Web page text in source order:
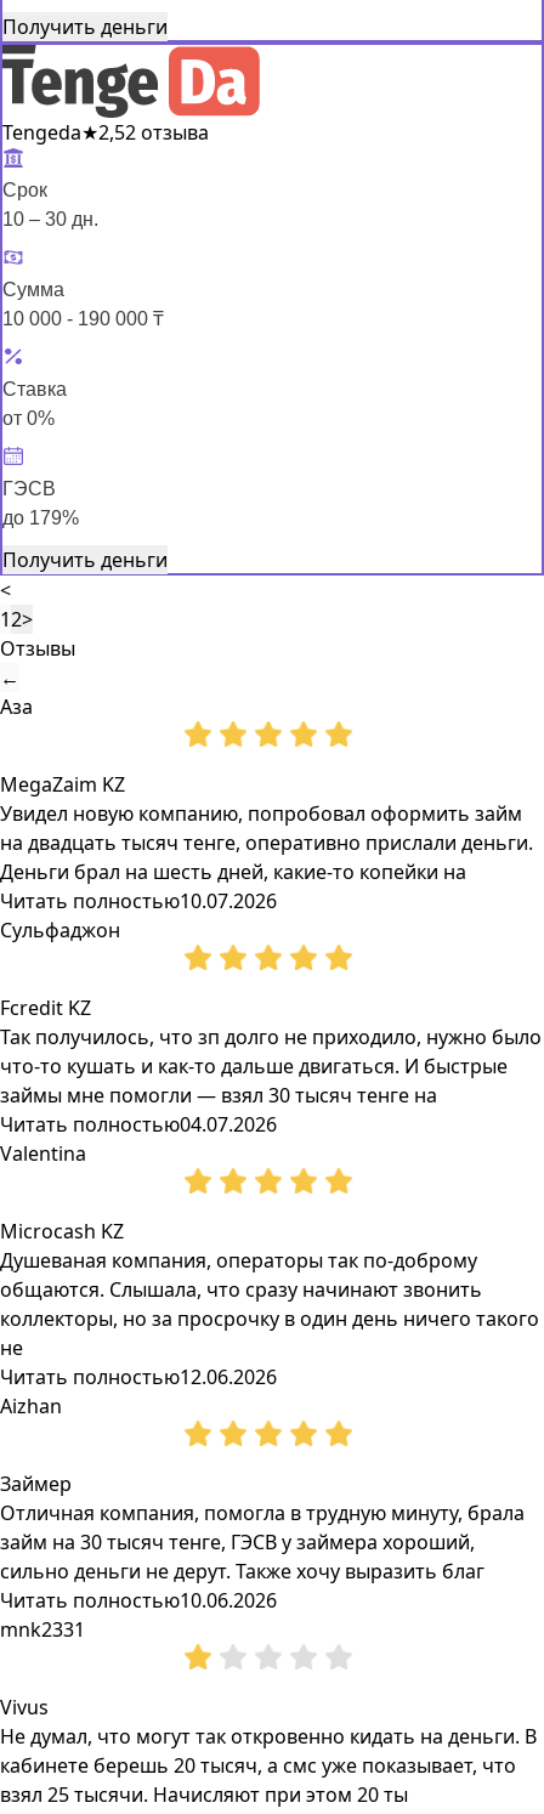
Получить деньги
Tengeda★2,52 отзыва
Срок
10 – 30 дн.
Сумма
10 000 - 190 000 ₸
Ставка
от 0%
ГЭСВ
до 179%
Получить деньги
<
12>
Отзывы
←
Аза
MegaZaim KZ
Увидел новую компанию, попробовал оформить займ
на двадцать тысяч тенге, оперативно прислали деньги.
Деньги брал на шесть дней, какие-то копейки на
Читать полностью10.07.2026
Сульфаджон
Fcredit KZ
Так получилось, что зп долго не приходило, нужно было
что-то кушать и как-то дальше двигаться. И быстрые
займы мне помогли — взял 30 тысяч тенге на
Читать полностью04.07.2026
Valentina
Microcash KZ
Душеваная компания, операторы так по-доброму
общаются. Слышала, что сразу начинают звонить
коллекторы, но за просрочку в один день ничего такого
не
Читать полностью12.06.2026
Aizhan
Займер
Отличная компания, помогла в трудную минуту, брала
займ на 30 тысяч тенге, ГЭСВ у займера хороший,
сильно деньги не дерут. Также хочу выразить благ
Читать полностью10.06.2026
mnk2331
Vivus
Не думал, что могут так откровенно кидать на деньги. В
кабинете берешь 20 тысяч, а смс уже показывает, что
взял 25 тысячи. Начисляют при этом 20 ты